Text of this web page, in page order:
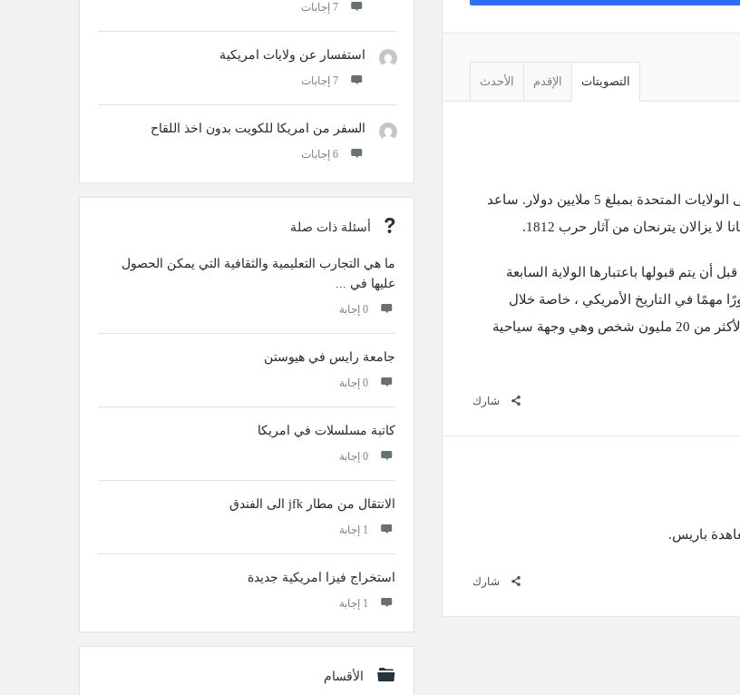
التصويتات
الإقدم الأحدث
في عام 1819 ، وافقت إسبانيا على بيع أراضي فلوريدا إلى الولايات المتحدة بمبلغ 5 ملايين دولار. ساعد
يزالان يترنحان من آثار حرب 1812.
أن يتم قبولها باعتبارها الولاية السابعة
الولاية دورًا مهمًا في التاريخ الأمريكي ، خاصة خلال
الحرب الأهلية وسباق الفضاء. اليوم ، فلوريدا هي موطن لأكثر من 20 مليون شخص وهي وجهة سياحية
شارك
باريس.
شارك
‫7 إجابات
استفسار عن ولايات امريكية
‫7 إجابات
السفر من امريكا للكويت بدون اخذ اللقاح
‫6 إجابات
أسئلة ذات صلة
ما هي التجارب التعليمية والثقافية التي يمكن الحصول
عليها في ...
‫0 إجابة
جامعة رايس في هيوستن
‫0 إجابة
كاتبة مسلسلات في امريكا
‫0 إجابة
الانتقال من مطار jfk الى الفندق
‫1 إجابة
استخراج فيزا امريكية جديدة
‫1 إجابة
الأقسام